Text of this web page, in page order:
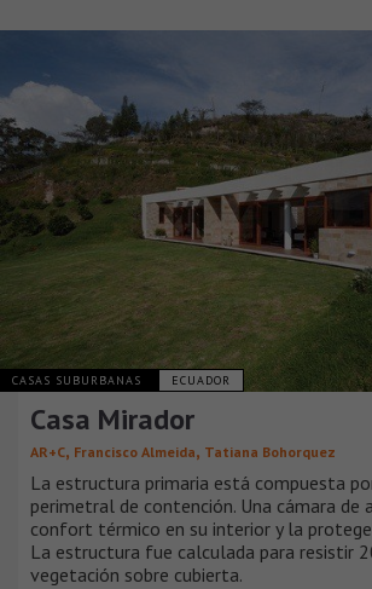
CASAS SUBURBANAS ECUADOR
Casa Mirador
AR+C, Francisco Almeida, Tatiana Bohorquez
La estructura primaria está compuesta
perimetral de contención. Una cámara de
confort térmico en su interior y la
La estructura fue calculada para resistir
vegetación sobre cubierta.